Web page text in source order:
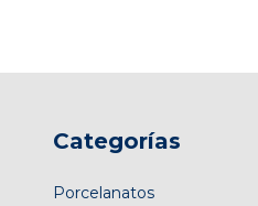
Categorías
Porcelanatos